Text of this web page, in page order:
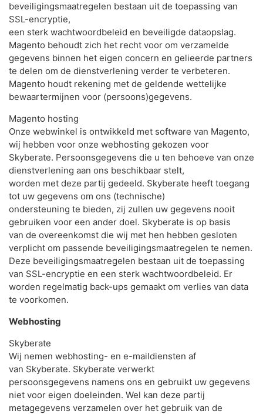
beveiligingsmaatregelen bestaan uit de toepassing van
SSL-encryptie,
een sterk wachtwoordbeleid en beveiligde dataopslag.
Magento behoudt zich het recht voor om verzamelde
gegevens binnen het eigen concern en gelieerde partners
te delen om de dienstverlening verder te verbeteren.
Magento houdt rekening met de geldende wettelijke
bewaartermijnen voor (persoons)gegevens.
Magento hosting
Onze webwinkel is ontwikkeld met software van Magento,
wij hebben voor onze webhosting gekozen voor
Skyberate. Persoonsgegevens die u ten behoeve van onze
dienstverlening aan ons beschikbaar stelt,
worden met deze partij gedeeld. Skyberate heeft toegang
tot uw gegevens om ons (technische)
ondersteuning te bieden, zij zullen uw gegevens nooit
gebruiken voor een ander doel. Skyberate is op basis
van de overeenkomst die wij met hen hebben gesloten
verplicht om passende beveiligingsmaatregelen te nemen.
Deze beveiligingsmaatregelen bestaan uit de toepassing
van SSL-encryptie en een sterk wachtwoordbeleid. Er
worden regelmatig back-ups gemaakt om verlies van data
te voorkomen.
Webhosting
Skyberate
Wij nemen webhosting- en e-maildiensten af
van Skyberate. Skyberate verwerkt
persoonsgegevens namens ons en gebruikt uw gegevens
niet voor eigen doeleinden. Wel kan deze partij
metagegevens verzamelen over het gebruik van de